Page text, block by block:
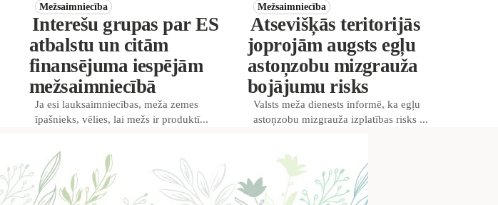
Mežsaimniecība
Interešu grupas par ES
atbalstu un citām
finansējuma iespējām
mežsaimniecībā
Ja esi lauksaimniecības, meža zemes
īpašnieks, vēlies, lai mežs ir produktī...
Mežsaimniecība
Atsevišķās teritorijās
joprojām augsts egļu
astoņzobu mizgrauža
bojājumu risks
Valsts meža dienests informē, ka egļu
astoņzobu mizgrauža izplatības risks ...